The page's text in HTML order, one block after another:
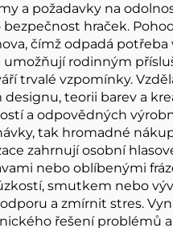
a požadavky na
hraček.
čímž odpadá potřeba
rodinným
trvalé vzpomínky.
teorii barev a
a odpovědných
tak hromadné
zahrnují osobní
nebo oblíbenými
smutkem nebo
a zmírnit stres.
řešení problémů